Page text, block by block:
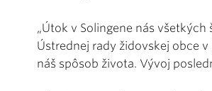
„Útok v Solingene nás
Ústrednej rady židovskej obce
náš spôsob života. Vývoj